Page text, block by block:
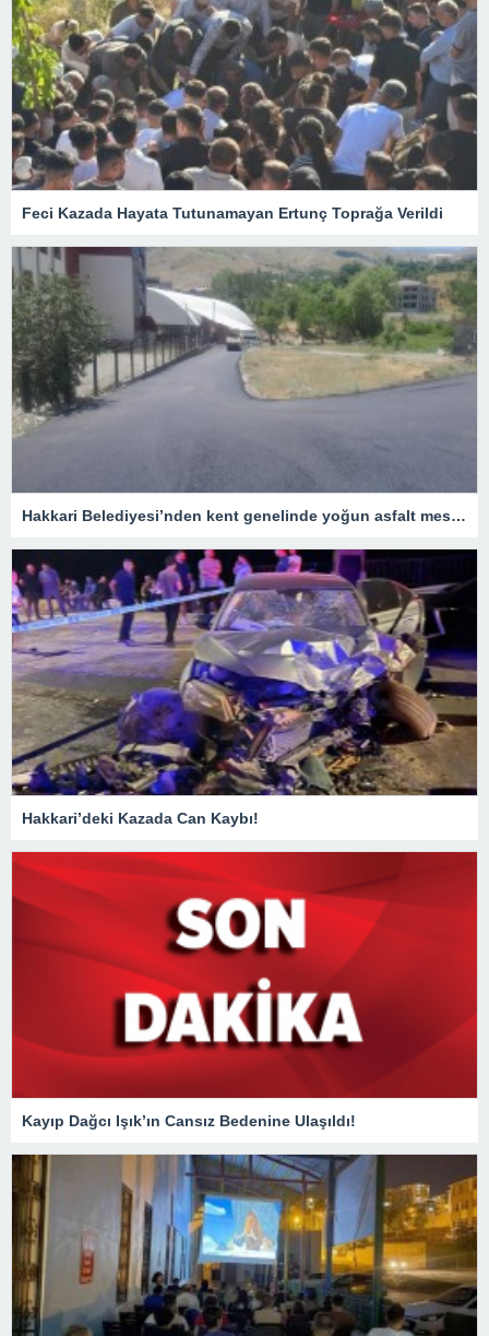
Feci Kazada Hayata Tutunamayan Ertunç Toprağa Verildi
Hakkari Belediyesi’nden kent genelinde yoğun asfalt mesaisi
Hakkari’deki Kazada Can Kaybı!
Kayıp Dağcı Işık’ın Cansız Bedenine Ulaşıldı!